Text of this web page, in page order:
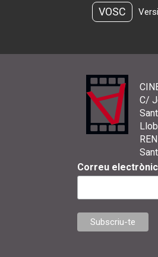
VOSC
C/
Correu electrònic